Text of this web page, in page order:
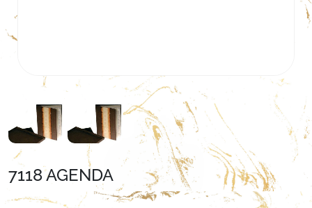
7118 AGENDA